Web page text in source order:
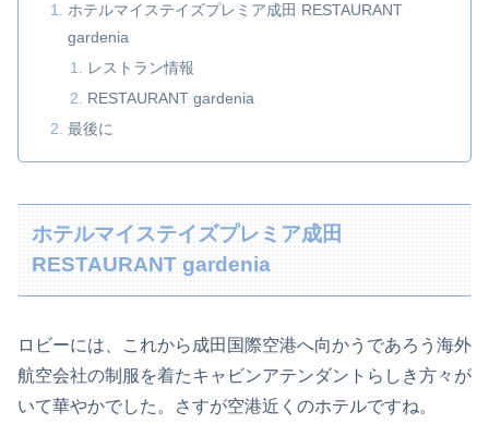
ホテルマイステイズプレミア成田 RESTAURANT
gardenia
レストラン情報
RESTAURANT gardenia
最後に
ホテルマイステイズプレミア成田
RESTAURANT gardenia
ロビーには、これから成田国際空港へ向かうであろう海外
航空会社の制服を着たキャビンアテンダントらしき方々が
いて華やかでした。さすが空港近くのホテルですね。